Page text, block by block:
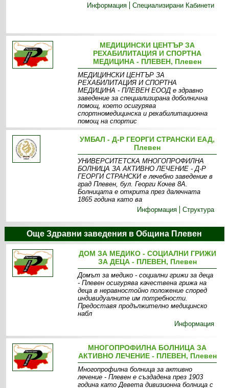
Информация
Специализирани Кабинети
МЕДИЦИНСКИ ЦЕНТЪР ЗА
РЕХАБИЛИТАЦИЯ И СПОРТНА
МЕДИЦИНА - ПЛЕВЕН, Плевен
МЕДИЦИНСКИ ЦЕНТЪР ЗА
РЕХАБИЛИТАЦИЯ И СПОРТНА
МЕДИЦИНА - ПЛЕВЕН ЕООД е здравно
заведение за специализирана доболнична
помощ, което осигурява
спортномедицинска и рехабилитационна
помощ на спортис
УМБАЛ - Д-Р ГЕОРГИ СТРАНСКИ ЕАД,
Плевен
УНИВЕРСИТЕТСКА МНОГОПРОФИЛНА
БОЛНИЦА ЗА АКТИВНО ЛЕЧЕНИЕ - Д-Р
ГЕОРГИ СТРАНСКИ е лечебно заведение в
град Плевен, бул. Георги Кочев 8А.
Болницата е открита през далечната
1865 година като ва
Информация
Структура
Още Здравни заведения в Община Плевен
ДОМ ЗА МЕДИКО - СОЦИАЛНИ ГРИЖИ
ЗА ДЕЦА - ПЛЕВЕН, Плевен
Домът за медико - социални грижи за деца
- Плевен осигурява качествена грижа на
деца в неравностойно положение според
индивидуалните им потребности.
Предоставя продължително медицинско
набл
Информация
МНОГОПРОФИЛНА БОЛНИЦА ЗА
АКТИВНО ЛЕЧЕНИЕ - ПЛЕВЕН, Плевен
Многопрофилна болница за активно
лечение - Плевен е създадена през 1903
година като Девета дивизионна болница с